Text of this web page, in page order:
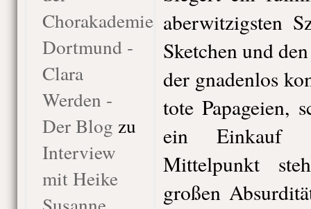
Chorakademie
Dortmund -
Clara
Werden -
Der Blog zu
Interview
mit Heike
aberwitzigsten
Sketchen und
der gnadenlos
tote Papageien,
ein Einkauf
Mittelpunkt
großen